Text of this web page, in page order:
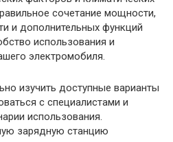
сочетание мощности,
и дополнительных функций
использования и
электромобиля.
изучить доступные варианты
с специалистами и
использования.
зарядную станцию